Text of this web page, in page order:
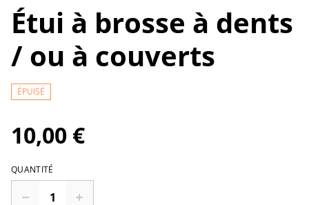
Étui à brosse à dents
/ ou à couverts
ÉPUISÉ
10,00 €
QUANTITÉ